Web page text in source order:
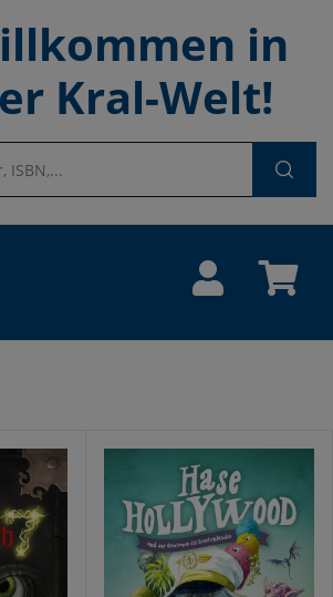
in
Kral-Welt!